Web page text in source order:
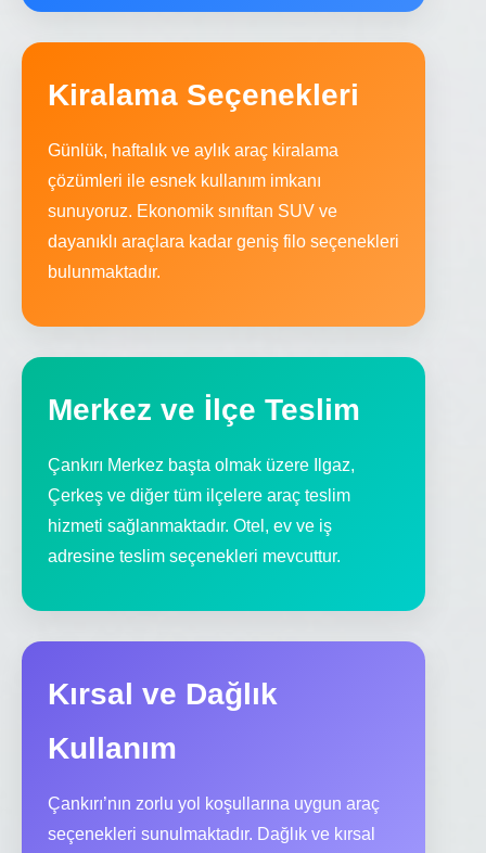
Kiralama Seçenekleri
Günlük, haftalık ve aylık araç kiralama
çözümleri ile esnek kullanım imkanı
sunuyoruz. Ekonomik sınıftan SUV ve
dayanıklı araçlara kadar geniş filo seçenekleri
bulunmaktadır.
Merkez ve İlçe Teslim
Çankırı Merkez başta olmak üzere Ilgaz,
Çerkeş ve diğer tüm ilçelere araç teslim
hizmeti sağlanmaktadır. Otel, ev ve iş
adresine teslim seçenekleri mevcuttur.
Kırsal ve Dağlık
Kullanım
Çankırı’nın zorlu yol koşullarına uygun araç
seçenekleri sunulmaktadır. Dağlık ve kırsal